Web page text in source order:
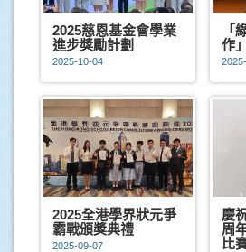
2025慈恩基金會學業
進步獎勵計劃
2025-10-04
「
作
2025全港學界狀元爭
霸戰頒獎典禮
2025-09-07
慶
周
比